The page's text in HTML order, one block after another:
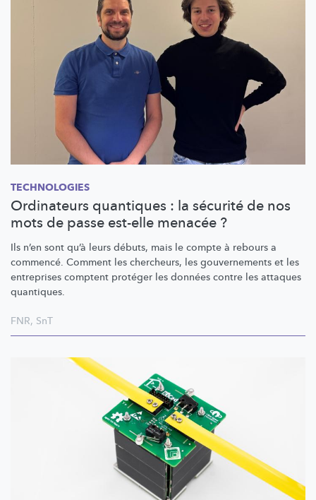
TECHNOLOGIES
Ordinateurs quantiques : la sécurité de nos
mots de passe est-elle menacée ?
Ils n’en sont qu’à leurs débuts, mais le compte à rebours a
commencé. Comment les chercheurs, les gouvernements et les
entreprises comptent protéger les données contre les attaques
quantiques.
FNR, SnT